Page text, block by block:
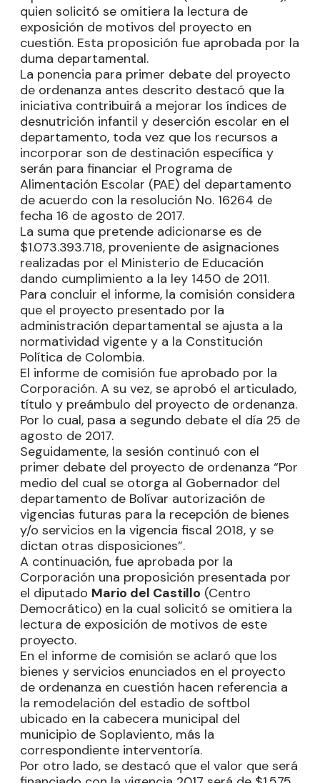
quien solicitó se omitiera la lectura de
exposición de motivos del proyecto en
cuestión. Esta proposición fue aprobada por la
duma departamental.
La ponencia para primer debate del proyecto
de ordenanza antes descrito destacó que la
iniciativa contribuirá a mejorar los índices de
desnutrición infantil y deserción escolar en el
departamento, toda vez que los recursos a
incorporar son de destinación específica y
serán para financiar el Programa de
Alimentación Escolar (PAE) del departamento
de acuerdo con la resolución No. 16264 de
fecha 16 de agosto de 2017.
La suma que pretende adicionarse es de
$1.073.393.718, proveniente de asignaciones
realizadas por el Ministerio de Educación
dando cumplimiento a la ley 1450 de 2011.
Para concluir el informe, la comisión considera
que el proyecto presentado por la
administración departamental se ajusta a la
normatividad vigente y a la Constitución
Política de Colombia.
El informe de comisión fue aprobado por la
Corporación. A su vez, se aprobó el articulado,
título y preámbulo del proyecto de ordenanza.
Por lo cual, pasa a segundo debate el día 25 de
agosto de 2017.
Seguidamente, la sesión continuó con el
primer debate del proyecto de ordenanza “Por
medio del cual se otorga al Gobernador del
departamento de Bolívar autorización de
vigencias futuras para la recepción de bienes
y/o servicios en la vigencia fiscal 2018, y se
dictan otras disposiciones”.
A continuación, fue aprobada por la
Corporación una proposición presentada por
el diputado Mario del Castillo (Centro
Democrático) en la cual solicitó se omitiera la
lectura de exposición de motivos de este
proyecto.
En el informe de comisión se aclaró que los
bienes y servicios enunciados en el proyecto
de ordenanza en cuestión hacen referencia a
la remodelación del estadio de softbol
ubicado en la cabecera municipal del
municipio de Soplaviento, más la
correspondiente interventoría.
Por otro lado, se destacó que el valor que será